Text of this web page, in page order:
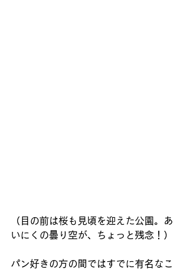
（目の前は桜も見頃を迎えた公園。あ
いにくの曇り空が、ちょっと残念！）
パン好きの方の間ではすでに有名なこ